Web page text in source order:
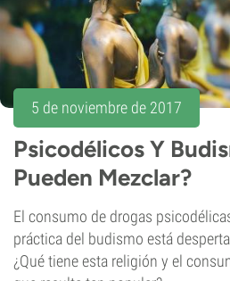
5 de noviembre de 2017
Psicodélicos Y
Pueden Mezclar?
El consumo de drogas
práctica del budismo está
¿Qué tiene esta religión y el